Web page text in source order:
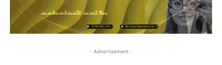
- Advertisement -